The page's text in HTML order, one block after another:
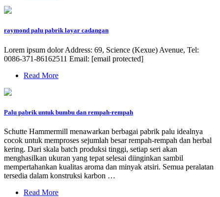
raymond palu pabrik layar cadangan
Lorem ipsum dolor Address: 69, Science (Kexue) Avenue, Tel:
0086-371-86162511 Email: [email protected]
Read More
Palu pabrik untuk bumbu dan rempah-rempah
Schutte Hammermill menawarkan berbagai pabrik palu idealnya
cocok untuk memproses sejumlah besar rempah-rempah dan herbal
kering. Dari skala batch produksi tinggi, setiap seri akan
menghasilkan ukuran yang tepat selesai diinginkan sambil
mempertahankan kualitas aroma dan minyak atsiri. Semua peralatan
tersedia dalam konstruksi karbon …
Read More